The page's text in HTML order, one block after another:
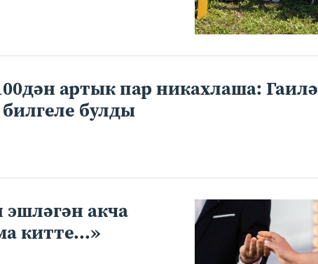
артык пар никахлаша: Гаилә
булды
эшләгән акча
китте...»